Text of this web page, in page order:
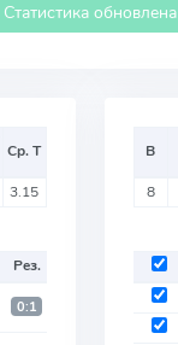
Статистика обновлена
Ср. Т
3.15
Рез.
0:1
В
8